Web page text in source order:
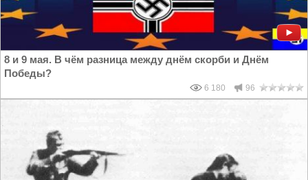
8 и 9 мая. В чём разница между днём скорби и Днём
Победы?
6 180 96